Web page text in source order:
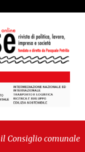
comunale